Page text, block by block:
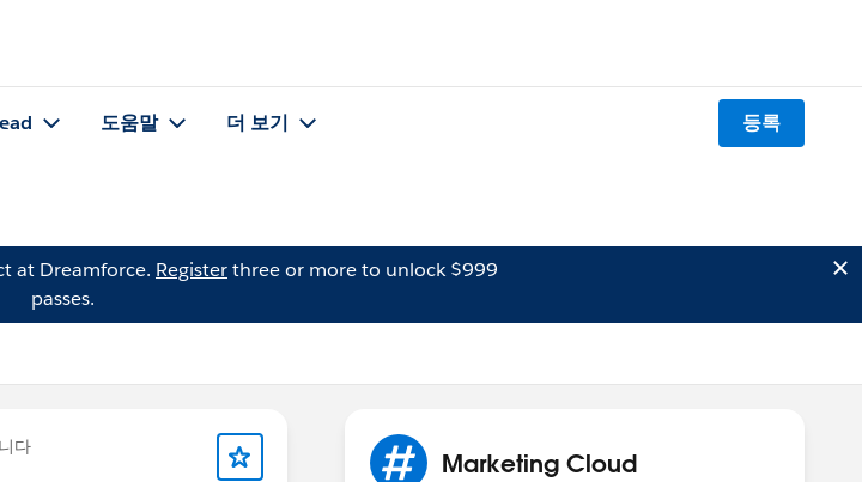
도움말 더 보기 등록
at Dreamforce. Registerthree or more to unlock $999
passes.
다
Marketing Cloud